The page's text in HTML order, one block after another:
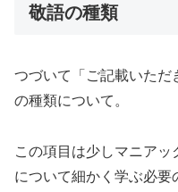
敬語の種類
つづいて「ご記載いただ
の種類について。
この項目は少しマニア
について細かく学ぶ必要